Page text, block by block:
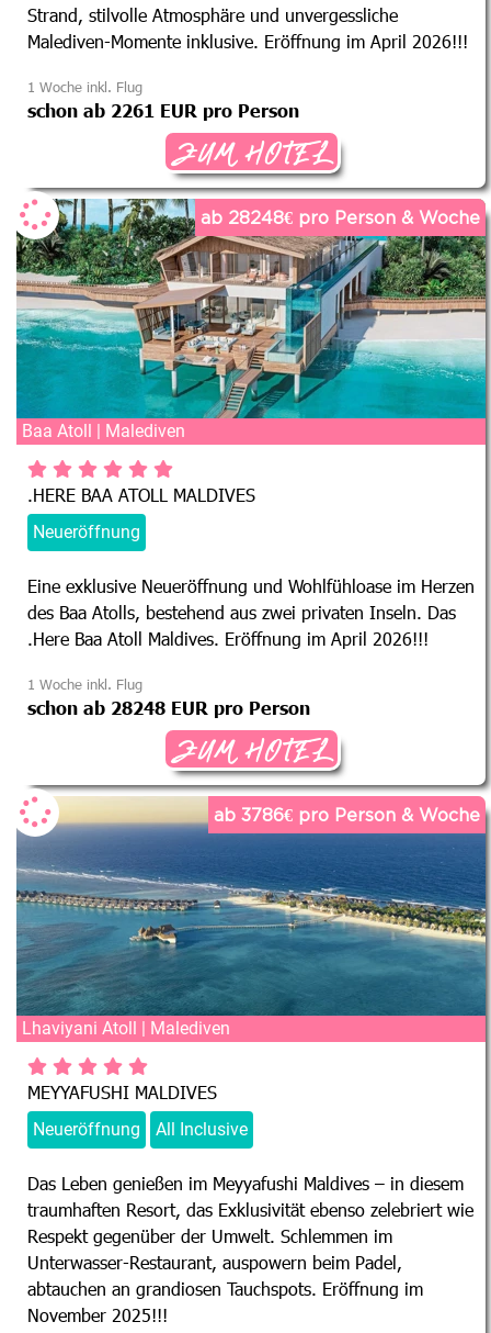
Strand, stilvolle Atmosphäre und unvergessliche
Malediven-Momente inklusive. Eröffnung im April 2026!!!
1 Woche inkl. Flug
schon ab 2261 EUR pro Person
ZUM HOTEL
ab 28248€ pro Person & Woche
Baa Atoll | Malediven
.HERE BAA ATOLL MALDIVES
Neueröffnung
Eine exklusive Neueröffnung und Wohlfühloase im Herzen
des Baa Atolls, bestehend aus zwei privaten Inseln. Das
.Here Baa Atoll Maldives. Eröffnung im April 2026!!!
1 Woche inkl. Flug
schon ab 28248 EUR pro Person
ZUM HOTEL
ab 3786€ pro Person & Woche
Lhaviyani Atoll | Malediven
MEYYAFUSHI MALDIVES
Neueröffnung
All Inclusive
Das Leben genießen im Meyyafushi Maldives – in diesem
traumhaften Resort, das Exklusivität ebenso zelebriert wie
Respekt gegenüber der Umwelt. Schlemmen im
Unterwasser-Restaurant, auspowern beim Padel,
abtauchen an grandiosen Tauchspots. Eröffnung im
November 2025!!!